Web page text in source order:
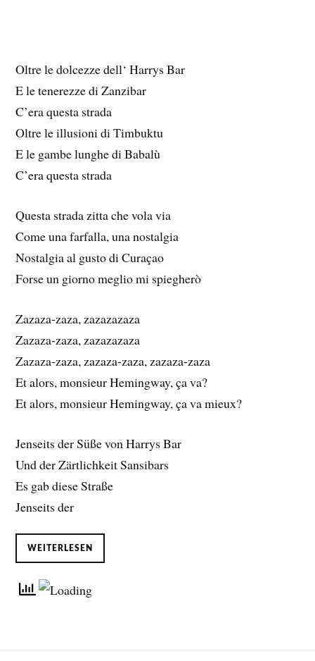
Oltre le dolcezze dell‘ Harrys Bar
E le tenerezze di Zanzibar
C’era questa strada
Oltre le illusioni di Timbuktu
E le gambe lunghe di Babalù
C’era questa strada
Questa strada zitta che vola via
Come una farfalla, una nostalgia
Nostalgia al gusto di Curaçao
Forse un giorno meglio mi spiegherò
Zazaza-zaza, zazazazaza
Zazaza-zaza, zazazazaza
Zazaza-zaza, zazaza-zaza, zazaza-zaza
Et alors, monsieur Hemingway, ça va?
Et alors, monsieur Hemingway, ça va mieux?
Jenseits der Süße von Harrys Bar
Und der Zärtlichkeit Sansibars
Es gab diese Straße
Jenseits der
WEITERLESEN